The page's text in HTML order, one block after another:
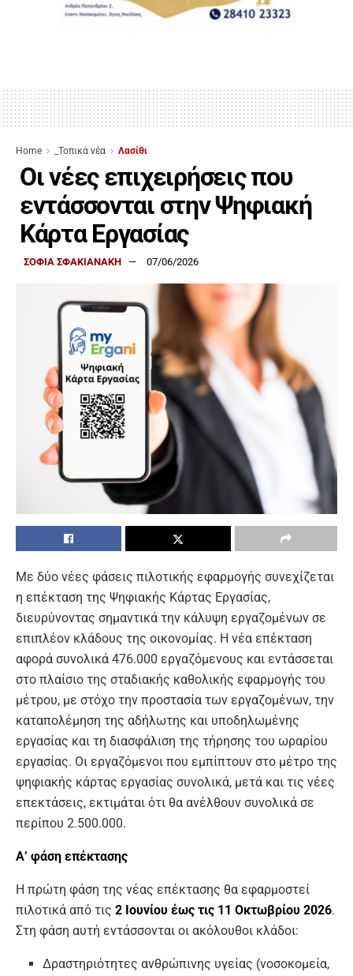
Home _Τοπικά νέα Λασίθι
Οι νέες επιχειρήσεις που
εντάσσονται στην Ψηφιακή
Κάρτα Εργασίας
ΣΟΦΙΑ ΣΦΑΚΙΑΝΑΚΗ 07/06/2026
Με δύο νέες φάσεις πιλοτικής εφαρμογής συνεχίζεται
η επέκταση της Ψηφιακής Κάρτας Εργασίας,
διευρύνοντας σημαντικά την κάλυψη εργαζομένων σε
επιπλέον κλάδους της οικονομίας. Η νέα επέκταση
αφορά συνολικά 476.000 εργαζόμενους και εντάσσεται
στο πλαίσιο της σταδιακής καθολικής εφαρμογής του
μέτρου, με στόχο την προστασία των εργαζομένων, την
καταπολέμηση της αδήλωτης και υποδηλωμένης
εργασίας και τη διασφάλιση της τήρησης του ωραρίου
εργασίας. Οι εργαζόμενοι που εμπίπτουν στο μέτρο της
ψηφιακής κάρτας εργασίας συνολικά, μετά και τις νέες
επεκτάσεις, εκτιμάται ότι θα ανέλθουν συνολικά σε
περίπου 2.500.000.
Α’ φάση επέκτασης
Η πρώτη φάση της νέας επέκτασης θα εφαρμοστεί
πιλοτικά από τις 2 Ιουνίου έως τις 11 Οκτωβρίου 2026.
Στη φάση αυτή εντάσσονται οι ακόλουθοι κλάδοι:
Δραστηριότητες ανθρώπινης υγείας (νοσοκομεία,